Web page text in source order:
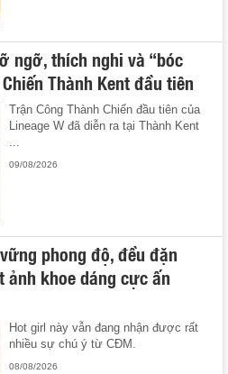
ngỡ, thích nghi và “bóc
Thành Kent đầu tiên
Trận Công Thành Chiến đầu tiên của
Lineage W đã diễn ra tại Thành Kent
...
09/08/2026
phong độ, đều đặn
khoe dáng cực ấn
Hot girl này vẫn đang nhận được rất
nhiều sự chú ý từ CĐM.
08/08/2026